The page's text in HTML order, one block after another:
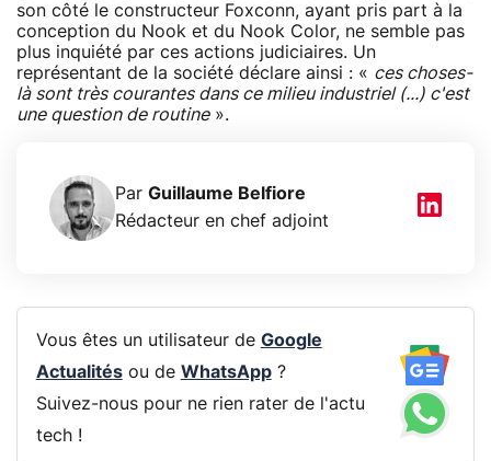
son côté le constructeur Foxconn, ayant pris part à la
conception du Nook et du Nook Color, ne semble pas
plus inquiété par ces actions judiciaires. Un
représentant de la société déclare ainsi : « ces choses-
là sont très courantes dans ce milieu industriel (...) c'est
une question de routine».
Par Guillaume Belfiore
Rédacteur en chef adjoint
Vous êtes un utilisateur de Google
Actualitésou de WhatsApp?
Suivez-nous pour ne rien rater de l'actu
tech !